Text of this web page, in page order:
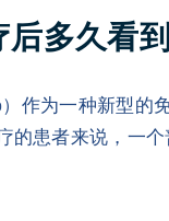
多久看
作为一种新型的
的患者来说，一